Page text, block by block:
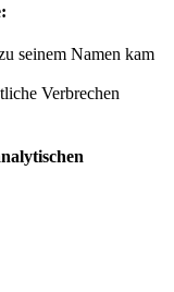
seinem Namen kam
Verbrechen